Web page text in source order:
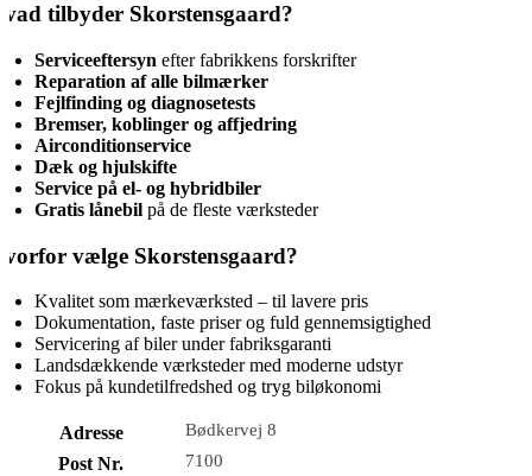
tilbyder Skorstensgaard?
Serviceeftersyn efter fabrikkens forskrifter
Reparation af alle bilmærker
Fejlfinding og diagnosetests
Bremser, koblinger og affjedring
Airconditionservice
Dæk og hjulskifte
Service på el- og hybridbiler
Gratis lånebilpå de fleste værksteder
vælge Skorstensgaard?
Kvalitet som mærkeværksted – til lavere pris
Dokumentation, faste priser og fuld gennemsigtighed
Servicering af biler under fabriksgaranti
Landsdækkende værksteder med moderne udstyr
Fokus på kundetilfredshed og tryg biløkonomi
Adresse Bødkervej 8
Post Nr. 7100